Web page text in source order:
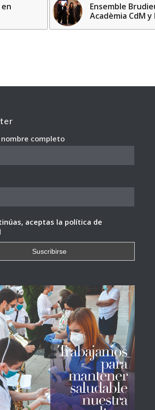
Ensemble
Acadèmia CdM
completo
aceptas la política de